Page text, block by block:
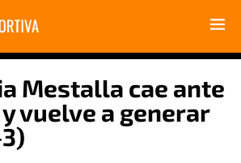
Mestalla cae ante
vuelve a generar